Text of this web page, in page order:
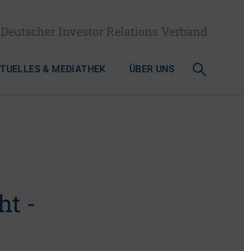
Deutscher Investor Relations Verband
& MEDIATHEK ÜBER UNS
-